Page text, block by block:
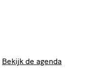
Bekijk de agenda